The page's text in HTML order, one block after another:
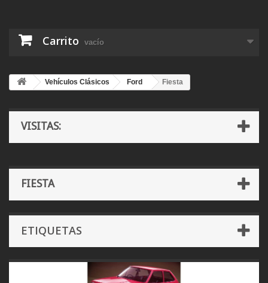
Carrito vacío
Vehículos Clásicos Ford Fiesta
VISITAS:
FIESTA
ETIQUETAS